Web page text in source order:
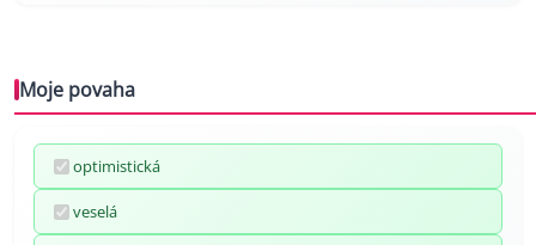
Moje povaha
optimistická
veselá